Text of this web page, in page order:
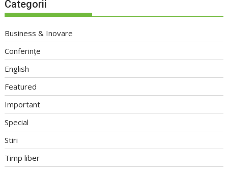
Categorii
Business & Inovare
Conferințe
English
Featured
Important
Special
Stiri
Timp liber